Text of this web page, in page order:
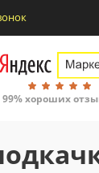
99% хороших